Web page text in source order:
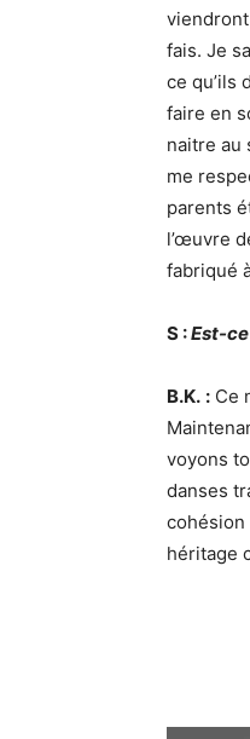
fais. Je
ce qu’ils
faire en
naitre au
me
parents
l’œuvre
fabriqué
S :Est-ce
B.K. : Ce
voyons
danses
cohésion
héritage